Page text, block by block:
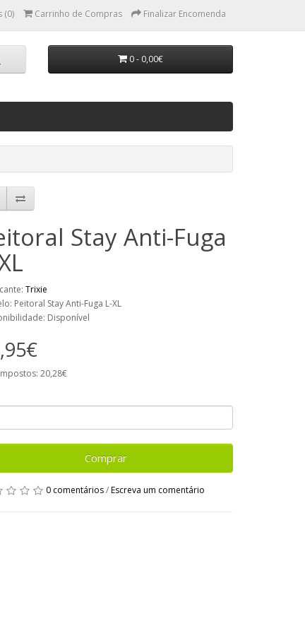
(0) Carrinho de Compras Finalizar Encomenda
0 - 0,00€
Stay Anti-Fuga
Trixie
Peitoral Stay Anti-Fuga L-XL
Disponível
20,28€
Comprar
0 comentários/Escreva um comentário